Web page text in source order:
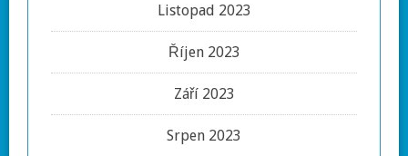
Listopad 2023
Říjen 2023
Září 2023
Srpen 2023